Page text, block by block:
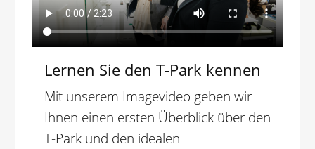
Lernen Sie den T-Park kennen
Mit unserem Imagevideo geben wir
Ihnen einen ersten Überblick über den
T-Park und den idealen